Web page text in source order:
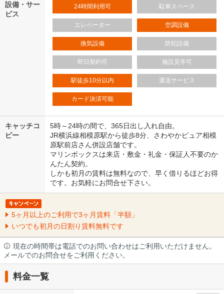
設備・サー
ビス
24時間利用可 駐車スペース
エレベーター 空調設備
換気設備 防犯設備
即日契約可 施設見学可
駅徒歩10分以内 運送サービス
カード決済可能
キャッチコ
ピー
5時～24時の間で、365日出し入れ自由。
JR横浜線相模原駅から徒歩8分、さわやかピュア相模
原駅前店さん併設店舗です。
マリンボックスは来店・敷金・礼金・保証人不要のか
んたん契約。
しかも初月の賃料は無料なので、早く借りるほどお得
です。お気軽にお問合せ下さい。
5ヶ月以上のご利用で3ヶ月賃料「半額」
いつでも初月の日割り賃料無料です
現在の時間帯は電話でのお問い合わせはご利用いただけません。
メールでのお問合せをご利用ください。
料金一覧